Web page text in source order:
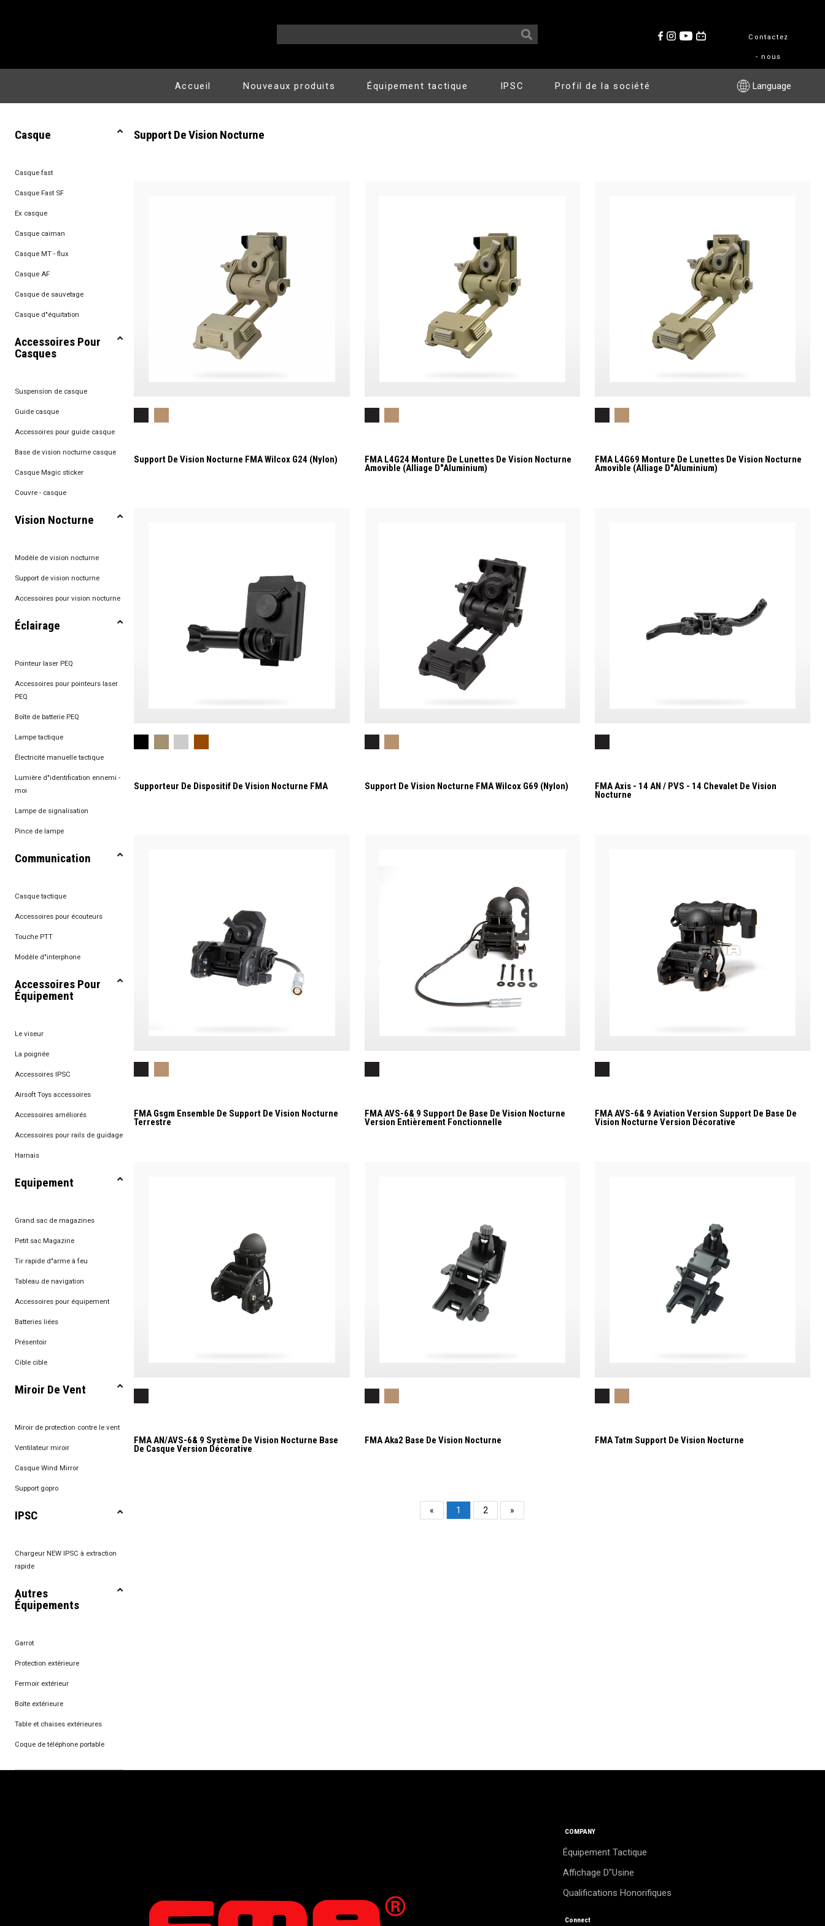
Contactez
- nous
Accueil Nouveaux produits Équipement tactique IPSC Profil de la société Language
Casque
Casque fast
Casque Fast SF
Ex casque
Casque caiman
Casque MT - flux
Casque AF
Casque de sauvetage
Casque d"équitation
Accessoires Pour
Casques
Suspension de casque
Guide casque
Accessoires pour guide casque
Base de vision nocturne casque
Casque Magic sticker
Couvre - casque
Vision Nocturne
Modèle de vision nocturne
Support de vision nocturne
Accessoires pour vision nocturne
Éclairage
Pointeur laser PEQ
Accessoires pour pointeurs laser
PEQ
Boîte de batterie PEQ
Lampe tactique
Électricité manuelle tactique
Lumière d"identification ennemi -
moi
Lampe de signalisation
Pince de lampe
Communication
Casque tactique
Accessoires pour écouteurs
Touche PTT
Modèle d"interphone
Accessoires Pour
Équipement
Le viseur
La poignée
Accessoires IPSC
Airsoft Toys accessoires
Accessoires améliorés
Accessoires pour rails de guidage
Harnais
Equipement
Grand sac de magazines
Petit sac Magazine
Tir rapide d"arme à feu
Tableau de navigation
Accessoires pour équipement
Batteries liées
Présentoir
Cible cible
Miroir De Vent
Miroir de protection contre le vent
Ventilateur miroir
Casque Wind Mirror
Support gopro
IPSC
Chargeur NEW IPSC à extraction
rapide
Autres
Équipements
Garrot
Protection extérieure
Fermoir extérieur
Boîte extérieure
Table et chaises extérieures
Coque de téléphone portable
Support De Vision Nocturne
Support De Vision Nocturne FMA Wilcox G24 (Nylon) FMA L4G24 Monture De Lunettes De Vision Nocturne
Amovible (alliage D"aluminium)
FMA L4G69 Monture De Lunettes De Vision Nocturne
Amovible (alliage D"aluminium)
Supporteur De Dispositif De Vision Nocturne FMA Support De Vision Nocturne FMA Wilcox G69 (Nylon) FMA Axis - 14 AN / PVS - 14 Chevalet De Vision
Nocturne
FMA Gsgm Ensemble De Support De Vision Nocturne
Terrestre
FMA AVS-6& 9 Support De Base De Vision Nocturne
Version Entièrement Fonctionnelle
FMA AVS-6& 9 Aviation Version Support De Base De
Vision Nocturne Version Décorative
FMA AN/AVS-6& 9 Système De Vision Nocturne Base
De Casque Version Décorative
FMA Aka2 Base De Vision Nocturne FMA Tatm Support De Vision Nocturne
« 1 2 »
COMPANY
Équipement Tactique
Affichage D"usine
Qualifications Honorifiques
Connect